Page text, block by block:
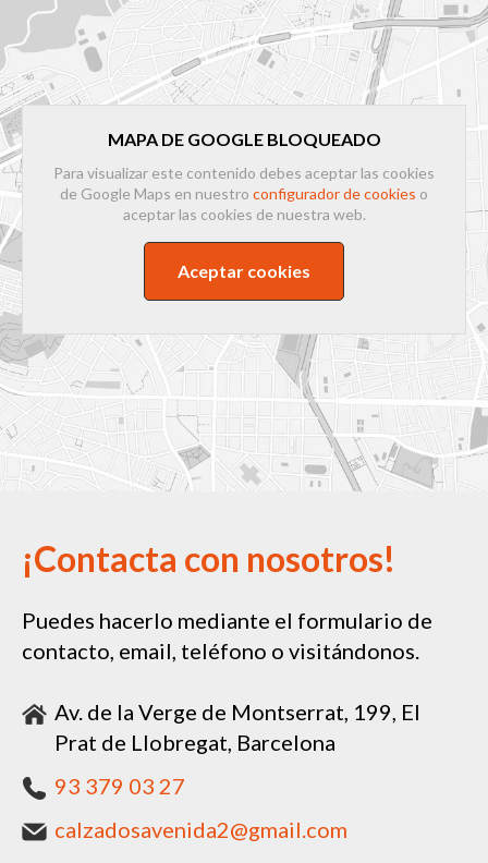
MAPA DE GOOGLE BLOQUEADO
Para visualizar este contenido debes aceptar las cookies
de Google Maps en nuestro configurador de cookies o
aceptar las cookies de nuestra web.
Aceptar cookies
¡Contacta con nosotros!
Puedes hacerlo mediante el formulario de
contacto, email, teléfono o visitándonos.
Av. de la Verge de Montserrat, 199, El
Prat de Llobregat, Barcelona
93 379 03 27
calzadosavenida2@gmail.com